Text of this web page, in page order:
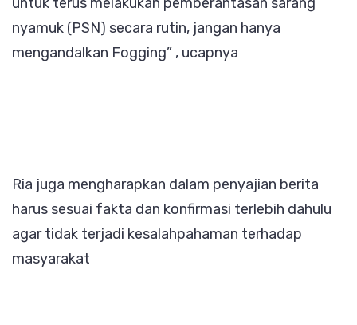
nyamuk (PSN) secara rutin, jangan hanya
mengandalkan Fogging” , ucapnya
Ria juga mengharapkan dalam penyajian berita
harus sesuai fakta dan konfirmasi terlebih dahulu
agar tidak terjadi kesalahpahaman terhadap
masyarakat